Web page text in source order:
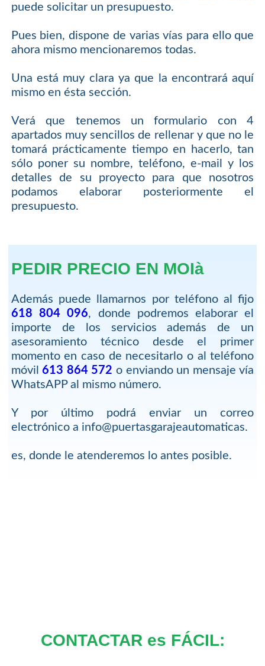
puede solicitar un presupuesto.
Pues bien, dispone de varias vías para ello que
ahora mismo mencionaremos todas.
Una está muy clara ya que la encontrará aquí
mismo en ésta sección.
Verá que tenemos un formulario con 4
apartados muy sencillos de rellenar y que no le
tomará prácticamente tiempo en hacerlo, tan
sólo poner su nombre, teléfono, e-mail y los
detalles de su proyecto para que nosotros
podamos elaborar posteriormente el
presupuesto.
PEDIR PRECIO EN MOIà
Además puede llamarnos por teléfono al fijo
618 804 096, donde podremos elaborar el
importe de los servicios además de un
asesoramiento técnico desde el primer
momento en caso de necesitarlo o al teléfono
móvil613 864 572 o enviando un mensaje vía
WhatsAPP al mismo número.
Y por último podrá enviar un correo
electrónico a info@puertasgarajeautomaticas.
es, donde le atenderemos lo antes posible.
CONTACTAR es FÁCIL: